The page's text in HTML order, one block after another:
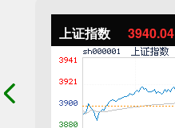
上证指数 3940.04